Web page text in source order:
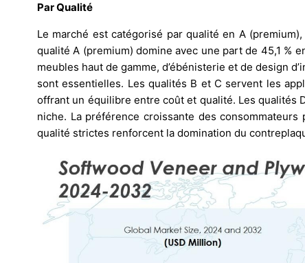
Par Qualité
Le marché est catégorisé par qualité en A
qualité A (premium) domine avec une part de 45,1 %
meubles haut de gamme, d’ébénisterie et de design
sont essentielles. Les qualités B et C servent les
offrant un équilibre entre coût et qualité. Les qualités
niche. La préférence croissante des
qualité strictes renforcent la domination du